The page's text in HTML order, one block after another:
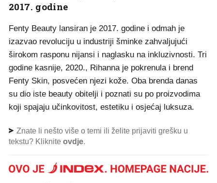
2017. godine
Fenty Beauty lansiran je 2017. godine i odmah je
izazvao revoluciju u industriji šminke zahvaljujući
širokom rasponu nijansi i naglasku na inkluzivnosti. Tri
godine kasnije, 2020., Rihanna je pokrenula i brend
Fenty Skin, posvećen njezi kože. Oba brenda danas
su dio iste beauty obitelji i poznati su po proizvodima
koji spajaju učinkovitost, estetiku i osjećaj luksuza.
Znate li nešto više o temi ili želite prijaviti grešku u
tekstu? Kliknite ovdje.